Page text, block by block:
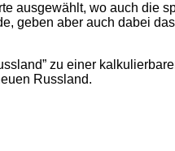
ausgewählt, wo auch die
geben aber auch dabei
zu einer
Russland.